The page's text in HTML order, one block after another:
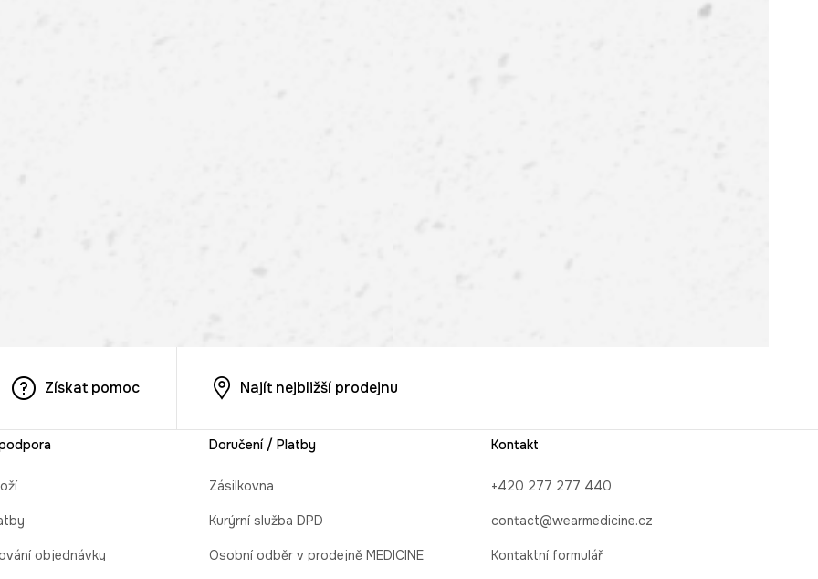
Získat pomoc Najít nejbližší prodejnu
objednávky
Doručení / Platby
Zásilkovna
Kurýrní služba DPD
Osobní odběr v prodejně MEDICINE
Kontakt
+420 277 277 440
contact@wearmedicine.cz
Kontaktní formulář